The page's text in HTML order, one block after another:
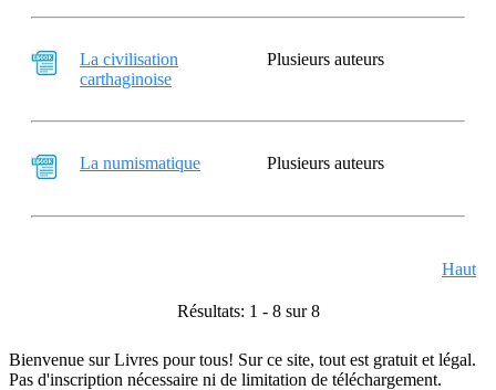
La civilisation
carthaginoise
Plusieurs auteurs
La numismatique Plusieurs auteurs
Haut
Résultats: 1 - 8 sur 8
Bienvenue sur Livres pour tous! Sur ce site, tout est gratuit et légal.
Pas d'inscription nécessaire ni de limitation de téléchargement.